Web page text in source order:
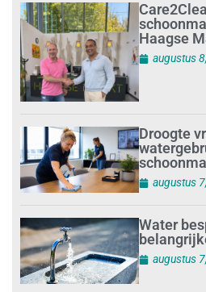
Haagse
augustus
Droogte
augustus
Water
augustus